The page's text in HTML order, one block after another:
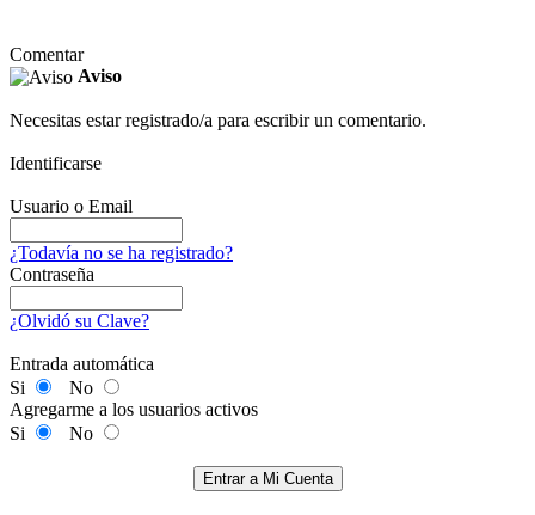
Comentar
Aviso
Necesitas estar registrado/a para escribir un comentario.
Identificarse
Usuario o Email
¿Todavía no se ha registrado?
Contraseña
¿Olvidó su Clave?
Entrada automática
Si
No
Agregarme a los usuarios activos
Si
No
Entrar a Mi Cuenta